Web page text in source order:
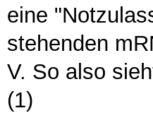
eine
stehenden
V. So also
(1)